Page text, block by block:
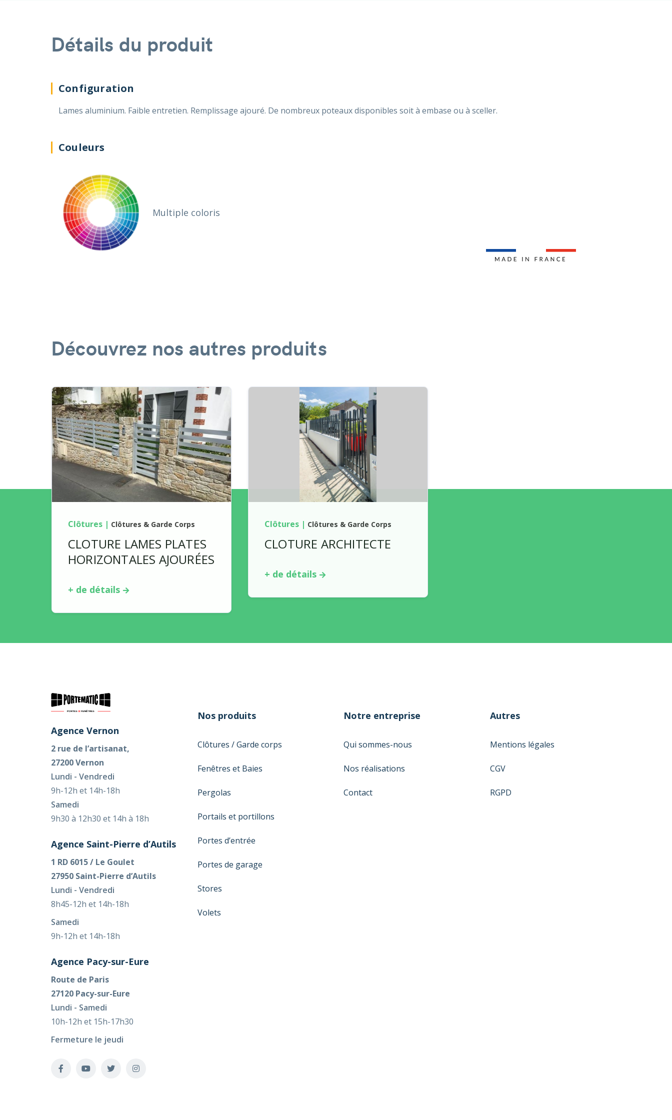
Détails du produit
Configuration
Lames aluminium. Faible entretien. Remplissage ajouré. De nombreux poteaux disponibles soit à embase ou à sceller.
Couleurs
Multiple coloris
Découvrez nos autres produits
Clôtures| Clôtures & Garde Corps
CLOTURE LAMES PLATES
HORIZONTALES AJOURÉES
+ de détails
Clôtures| Clôtures & Garde Corps
CLOTURE ARCHITECTE
+ de détails
Agence Vernon
2 rue de l’artisanat,
27200 Vernon
Lundi - Vendredi
9h-12h et 14h-18h
Samedi
9h30 à 12h30 et 14h à 18h
Agence Saint-Pierre d’Autils
1 RD 6015 / Le Goulet
27950 Saint-Pierre d’Autils
Lundi - Vendredi
8h45-12h et 14h-18h
Samedi
9h-12h et 14h-18h
Agence Pacy-sur-Eure
Route de Paris
27120 Pacy-sur-Eure
Lundi - Samedi
10h-12h et 15h-17h30
Fermeture le jeudi
Nos produits
Clôtures / Garde corps
Fenêtres et Baies
Pergolas
Portails et portillons
Portes d’entrée
Portes de garage
Stores
Volets
Notre entreprise
Qui sommes-nous
Nos réalisations
Contact
Autres
Mentions légales
CGV
RGPD